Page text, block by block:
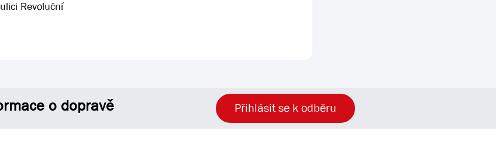
Revoluční
o dopravě Přihlásit se k odběru